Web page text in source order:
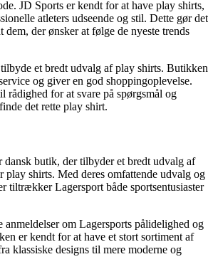
JD Sports er kendt for at have play shirts,
atleters udseende og stil. Dette gør det
der ønsker at følge de nyeste trends
et bredt udvalg af play shirts. Butikken
og giver en god shoppingoplevelse.
rådighed for at svare på spørgsmål og
det rette play shirt.
butik, der tilbyder et bredt udvalg af
play shirts. Med deres omfattende udvalg og
tiltrækker Lagersport både sportsentusiaster
om Lagersports pålidelighed og
er kendt for at have et stort sortiment af
klassiske designs til mere moderne og